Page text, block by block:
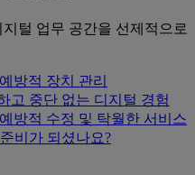
털 업무 공간을 선제적으로
방적 장치 관리
고 중단 없는 디지털 경험
방적 수정 및 탁월한 서비스
비가 되셨나요?